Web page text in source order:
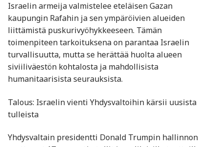
Israelin armeija valmistelee eteläisen Gazan
kaupungin Rafahin ja sen ympäröivien alueiden
liittämistä puskurivyöhykkeeseen. Tämän
toimenpiteen tarkoituksena on parantaa Israelin
turvallisuutta, mutta se herättää huolta alueen
siviiliväestön kohtalosta ja mahdollisista
humanitaarisista seurauksista. ​
Talous: Israelin vienti Yhdysvaltoihin kärsii uusista
tulleista
Yhdysvaltain presidentti Donald Trumpin hallinnon